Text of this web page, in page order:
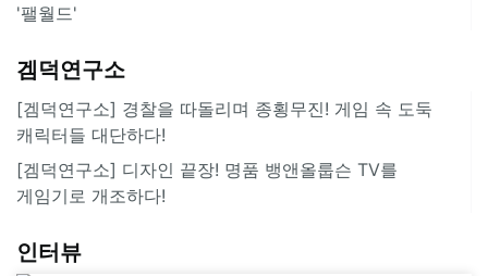
'팰월드'
겜덕연구소
[겜덕연구소] 경찰을 따돌리며 종횡무진! 게임 속 도둑
캐릭터들 대단하다!
[겜덕연구소] 디자인 끝장! 명품 뱅앤올룹슨 TV를
게임기로 개조하다!
인터뷰